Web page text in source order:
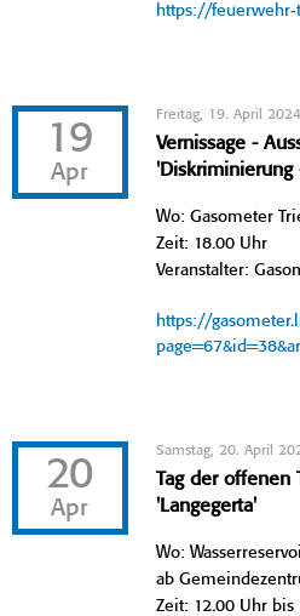
https://
19
Apr
Freitag, 19. April 2024
Vernissage -
'Diskriminierung
Wo: Gasometer
Zeit: 18.00 Uhr
Veranstalter:
https://
20
Apr
Samstag, 20. April
Tag der offenen
'Langegerta'
Wo:
ab
Zeit: 12.00 Uhr bis